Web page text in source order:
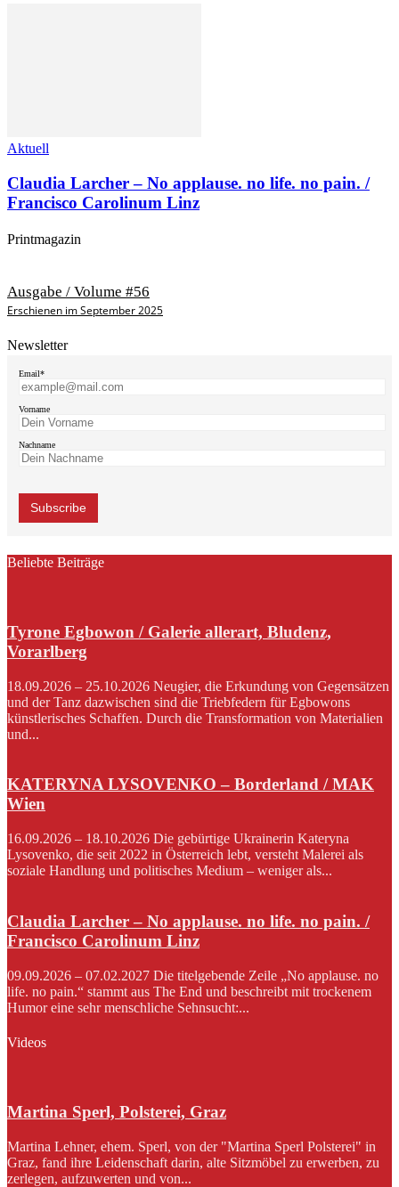
Aktuell
Claudia Larcher – No applause. no life. no pain. /
Francisco Carolinum Linz
Printmagazin
Ausgabe / Volume #56
Erschienen im September 2025
Newsletter
Email*
Vorname
Nachname
Beliebte Beiträge
Tyrone Egbowon / Galerie allerart, Bludenz,
Vorarlberg
18.09.2026 – 25.10.2026 Neugier, die Erkundung von Gegensätzen
und der Tanz dazwischen sind die Triebfedern für Egbowons
künstlerisches Schaffen. Durch die Transformation von Materialien
und...
KATERYNA LYSOVENKO – Borderland / MAK
Wien
16.09.2026 – 18.10.2026 Die gebürtige Ukrainerin Kateryna
Lysovenko, die seit 2022 in Österreich lebt, versteht Malerei als
soziale Handlung und politisches Medium – weniger als...
Claudia Larcher – No applause. no life. no pain. /
Francisco Carolinum Linz
09.09.2026 – 07.02.2027 Die titelgebende Zeile „No applause. no
life. no pain.“ stammt aus The End und beschreibt mit trockenem
Humor eine sehr menschliche Sehnsucht:...
Videos
Martina Sperl, Polsterei, Graz
Martina Lehner, ehem. Sperl, von der "Martina Sperl Polsterei" in
Graz, fand ihre Leidenschaft darin, alte Sitzmöbel zu erwerben, zu
zerlegen, aufzuwerten und von...